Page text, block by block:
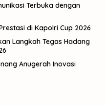
Terbuka dengan
di Kapolri Cup 2026
Langkah Tegas Hadang
Anugerah Inovasi